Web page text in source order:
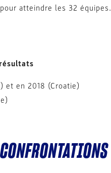
atteindre les 32 équipes.
et en 2018 (Croatie)